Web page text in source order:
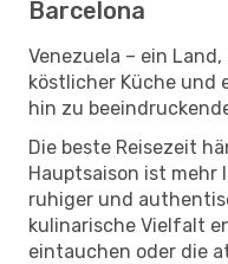
Barcelona
Venezuela – ein
köstlicher Küche und
hin zu
Die beste Reisezeit
Hauptsaison ist mehr
ruhiger und
kulinarische Vielfalt
eintauchen oder die